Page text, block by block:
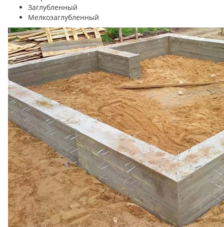
Заглубленный
Мелкозаглубленный